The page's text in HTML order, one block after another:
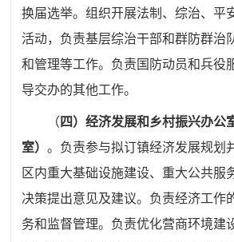
换届选举。组织开展法制、综治、平
活动，负责基层综治干部和群防群治
和管理等工作。负责国防动员和兵役
导交办的其他工作。
（ 四）经济发展和乡村振兴办公
室）。 负责参与拟订镇经济发展规划
区内重大基础设施建设、重大公共服
决策提出意见及建议。负责经济工作
务和监督管理。负责优化营商环境建